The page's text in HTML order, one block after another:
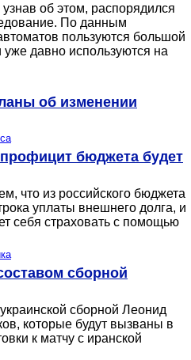
об этом, распорядился
По данным
пользуются большой
давно используются на
об изменении
бюджета будет
что из российского бюджета
уплаты внешнего долга, и
себя страховать с помощью
сборной
сборной Леонид
которые будут вызваны в
к матчу с иранской